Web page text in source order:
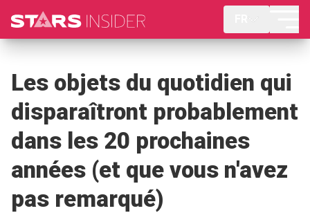
Les objets du quotidien qui
disparaîtront probablement
dans les 20 prochaines
années (et que vous n'avez
pas remarqué)